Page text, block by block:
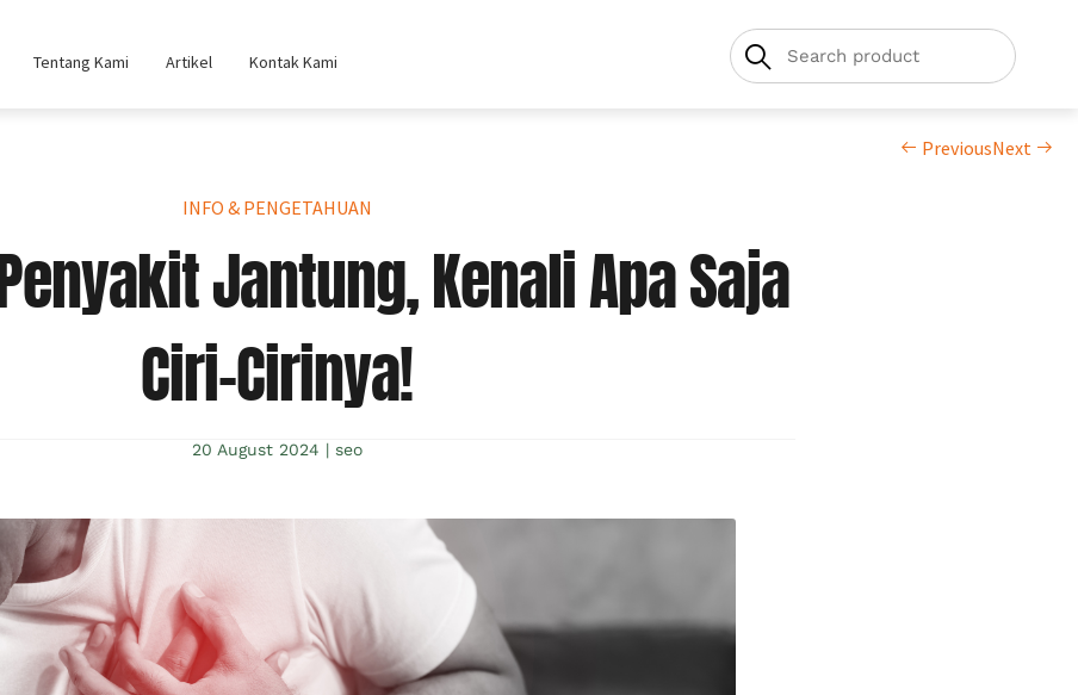
Tentang Kami Artikel Kontak Kami
PreviousNext
INFO & PENGETAHUAN
Jantung, Kenali Apa Saja
Ciri-Cirinya!
20 August 2024 | seo